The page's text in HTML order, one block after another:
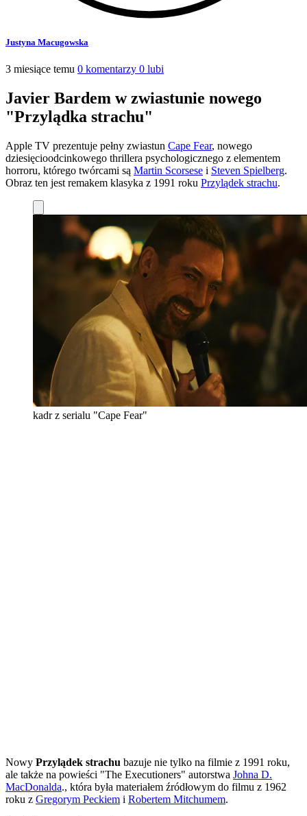
Justyna Macugowska
3 miesiące temu 0 komentarzy 0 lubi
Javier Bardem w zwiastunie nowego
"Przylądka strachu"
Apple TV prezentuje pełny zwiastun Cape Fear, nowego
dziesięcioodcinkowego thrillera psychologicznego z elementem
horroru, którego twórcami są Martin Scorsese i Steven Spielberg.
Obraz ten jest remakem klasyka z 1991 roku Przylądek strachu.
kadr z serialu "Cape Fear"
Nowy Przylądek strachu bazuje nie tylko na filmie z 1991 roku,
ale także na powieści "The Executioners" autorstwa Johna D.
MacDonalda., która była materiałem źródłowym do filmu z 1962
roku z Gregorym Peckiem i Robertem Mitchumem.